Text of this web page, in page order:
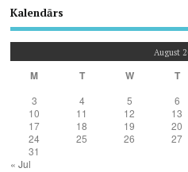
Kalendārs
August
M T W T
3
4 5 6
10
11 12 13
17
18 19 20
24
25 26 27
31
« Jul